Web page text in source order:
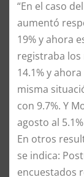
“En el caso
aumentó
19% y ahora
registraba
14.1% y
misma
con 9.7%. Y
agosto al
En otros
se indica:
encuestados